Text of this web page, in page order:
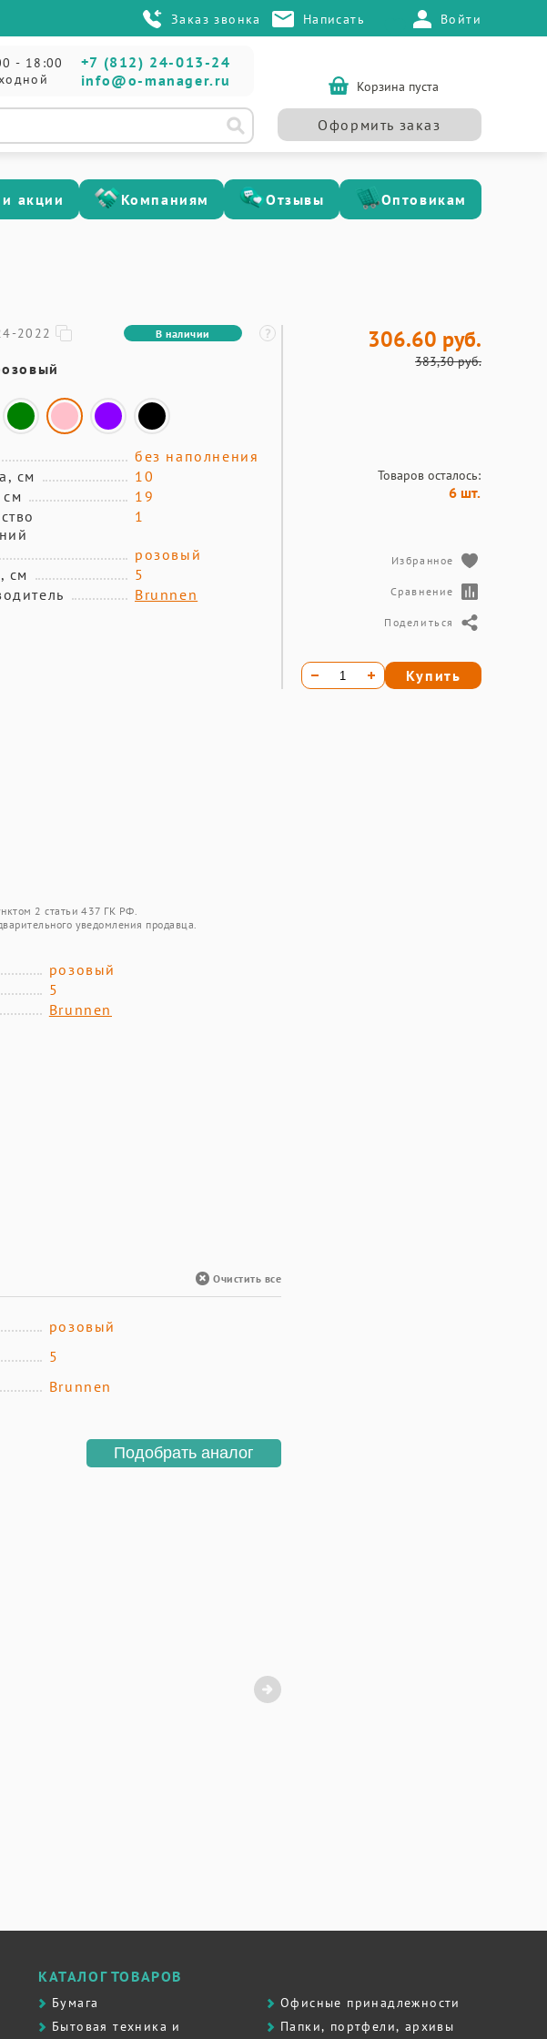
Заказ звонка Написать Войти
- 18:00
+7 (812) 24-013-24
info@o-manager.ru
Корзина пуста
Оформить заказ
акции Компаниям Отзывы Оптовикам
2022 В наличии
без наполнения
см
10
19
1
розовый
см
5
Brunnen
2 статьи 437 ГК РФ.
уведомления продавца.
розовый
5
Brunnen
Очистить все
розовый
5
Brunnen
Подобрать аналог
306.60 руб.
383,30 руб.
Товаров осталось:
6 шт.
Избранное
Сравнение
Поделиться
Купить
КАТАЛОГ ТОВАРОВ
Бумага
Бытовая техника и
Офисные принадлежности
Папки, портфели, архивы